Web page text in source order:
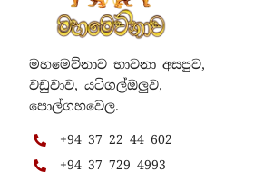
මහමෙව්නාව භාවනා අසපුව,
වඩුවාව, යටිගල්ඔලුව,
පොල්ගහවෙල.
+94 37 22 44 602
+94 37 729 4993